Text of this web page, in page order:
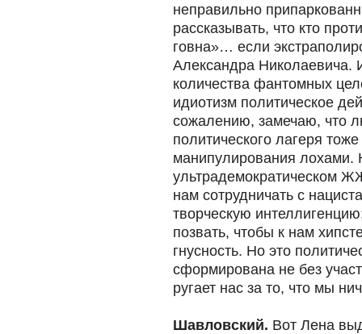
неправильно
рассказывать, что кто
говна»… если
Александра Николаевича.
количества фантомных
идиотизм политическое
сожалению, замечаю, что
политического лагеря
манипулирования лохами.
ультрадемократическом
нам сотрудничать с
творческую
позвать, чтобы к нам
гнусность. Но это
сформирована не без
ругает нас за то, что мы
Шавловский. Вот Лена